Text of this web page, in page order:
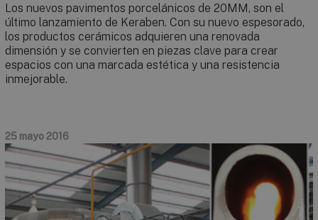
Los nuevos pavimentos porcelánicos de 20MM, son el
último lanzamiento de Keraben. Con su nuevo espesorado,
los productos cerámicos adquieren una renovada
dimensión y se convierten en piezas clave para crear
espacios con una marcada estética y una resistencia
inmejorable.
25 mayo 2016